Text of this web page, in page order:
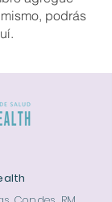
podrás